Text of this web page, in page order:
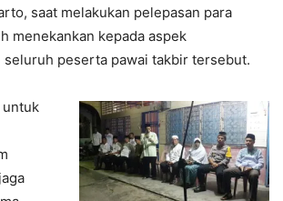
saat melakukan pelepasan para
menekankan kepada aspek
seluruh peserta pawai takbir tersebut.
untuk